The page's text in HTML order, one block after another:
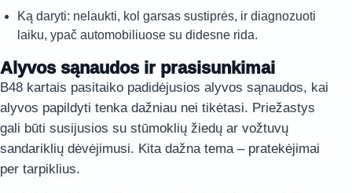
Ką daryti: nelaukti, kol garsas sustiprės, ir diagnozuoti
laiku, ypač automobiliuose su didesne rida.
Alyvos sąnaudos ir prasisunkimai
B48 kartais pasitaiko padidėjusios alyvos sąnaudos, kai
alyvos papildyti tenka dažniau nei tikėtasi. Priežastys
gali būti susijusios su stūmoklių žiedų ar vožtuvų
sandariklių dėvėjimusi. Kita dažna tema – pratekėjimai
per tarpiklius.